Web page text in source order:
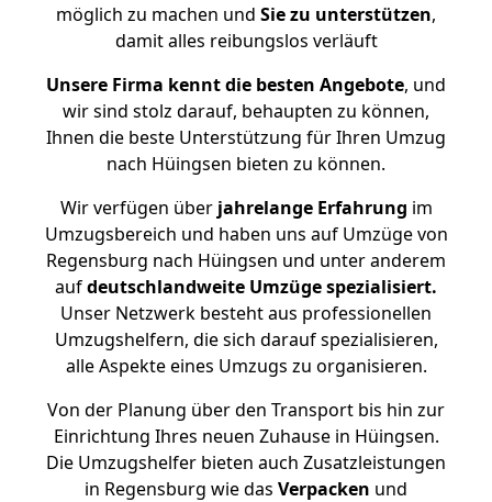
möglich zu machen und Sie zu unterstützen,
damit alles reibungslos verläuft
Unsere Firma kennt die besten Angebote, und
wir sind stolz darauf, behaupten zu können,
Ihnen die beste Unterstützung für Ihren Umzug
nach Hüingsen bieten zu können.
Wir verfügen überjahrelange Erfahrung im
Umzugsbereich und haben uns auf Umzüge von
Regensburg nach Hüingsen und unter anderem
aufdeutschlandweite Umzüge spezialisiert.
Unser Netzwerk besteht aus professionellen
Umzugshelfern, die sich darauf spezialisieren,
alle Aspekte eines Umzugs zu organisieren.
Von der Planung über den Transport bis hin zur
Einrichtung Ihres neuen Zuhause in Hüingsen.
Die Umzugshelfer bieten auch Zusatzleistungen
in Regensburg wie das Verpacken und